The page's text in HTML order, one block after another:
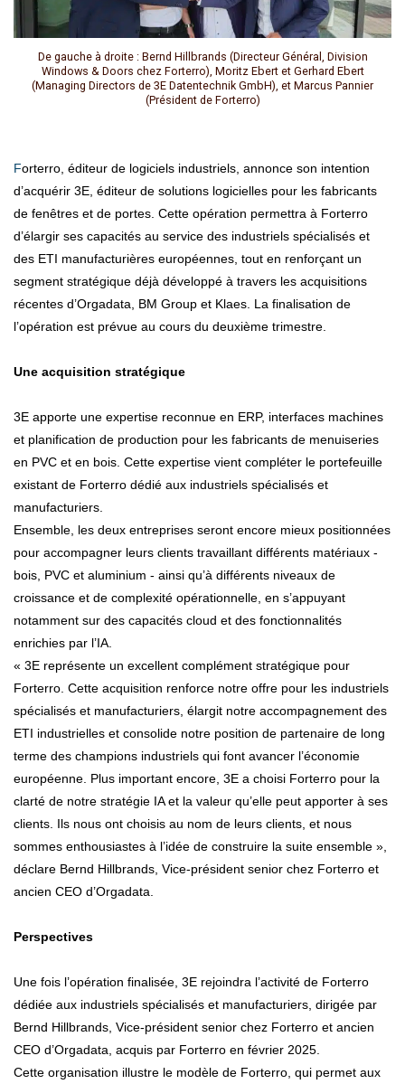
De gauche à droite : Bernd Hillbrands (Directeur Général, Division
Windows & Doors chez Forterro), Moritz Ebert et Gerhard Ebert
(Managing Directors de 3E Datentechnik GmbH), et Marcus Pannier
(Président de Forterro)
Forterro, éditeur de logiciels industriels, annonce son intention
d’acquérir 3E, éditeur de solutions logicielles pour les fabricants
de fenêtres et de portes. Cette opération permettra à Forterro
d’élargir ses capacités au service des industriels spécialisés et
des ETI manufacturières européennes, tout en renforçant un
segment stratégique déjà développé à travers les acquisitions
récentes d’Orgadata, BM Group et Klaes. La finalisation de
l’opération est prévue au cours du deuxième trimestre.
Une acquisition stratégique
3E apporte une expertise reconnue en ERP, interfaces machines
et planification de production pour les fabricants de menuiseries
en PVC et en bois. Cette expertise vient compléter le portefeuille
existant de Forterro dédié aux industriels spécialisés et
manufacturiers.
Ensemble, les deux entreprises seront encore mieux positionnées
pour accompagner leurs clients travaillant différents matériaux -
bois, PVC et aluminium - ainsi qu’à différents niveaux de
croissance et de complexité opérationnelle, en s’appuyant
notamment sur des capacités cloud et des fonctionnalités
enrichies par l’IA.
« 3E représente un excellent complément stratégique pour
Forterro. Cette acquisition renforce notre offre pour les industriels
spécialisés et manufacturiers, élargit notre accompagnement des
ETI industrielles et consolide notre position de partenaire de long
terme des champions industriels qui font avancer l’économie
européenne. Plus important encore, 3E a choisi Forterro pour la
clarté de notre stratégie IA et la valeur qu’elle peut apporter à ses
clients. Ils nous ont choisis au nom de leurs clients, et nous
sommes enthousiastes à l’idée de construire la suite ensemble »,
déclare Bernd Hillbrands, Vice-président senior chez Forterro et
ancien CEO d’Orgadata.
Perspectives
Une fois l’opération finalisée, 3E rejoindra l’activité de Forterro
dédiée aux industriels spécialisés et manufacturiers, dirigée par
Bernd Hillbrands, Vice-président senior chez Forterro et ancien
CEO d’Orgadata, acquis par Forterro en février 2025.
Cette organisation illustre le modèle de Forterro, qui permet aux